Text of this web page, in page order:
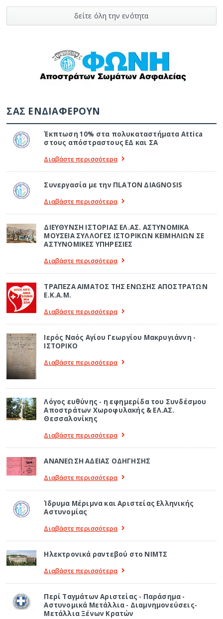
δείτε όλη την ενότητα
ΣΑΣ ΕΝΔΙΑΦΕΡΟΥΝ
Έκπτωση 10% στα πολυκαταστήματα Attica
στους απόστραστους ΕΔ και ΣΑ
Διαβάστε περισσότερα
Συνεργασία με την ΠLATON ΔIAGNOSIS
Διαβάστε περισσότερα
ΔΙΕΥΘΥΝΣΗ ΙΣΤΟΡΙΑΣ ΕΛ.ΑΣ. ΑΣΤΥΝΟΜΙΚΑ
ΜΟΥΣΕΙΑ ΣΥΛΛΟΓΕΣ ΙΣΤΟΡΙΚΩΝ ΚΕΙΜΗΛΙΩΝ ΣΕ
ΑΣΤΥΝΟΜΙΚΕΣ ΥΠΗΡΕΣΙΕΣ
Διαβάστε περισσότερα
ΤΡΑΠΕΖΑ ΑΙΜΑΤΟΣ ΤΗΣ ΕΝΩΣΗΣ ΑΠΟΣΤΡΑΤΩΝ
Ε.Κ.Α.Μ.
Διαβάστε περισσότερα
Ιερός Ναός Αγίου Γεωργίου Μακρυγιάννη -
ΙΣΤΟΡΙΚΟ
Διαβάστε περισσότερα
Λόγος ευθύνης - η εφημερίδα του Συνδέσμου
Αποστράτων Χωροφυλακής & ΕΛ.ΑΣ.
Θεσσαλονίκης
Διαβάστε περισσότερα
ΑΝΑΝΕΩΣΗ ΑΔΕΙΑΣ ΟΔΗΓΗΣΗΣ
Διαβάστε περισσότερα
Ίδρυμα Μέριμνα και Αριστείας Ελληνικής
Αστυνομίας
Διαβάστε περισσότερα
Ηλεκτρονικά ραντεβού στο ΝΙΜΤΣ
Διαβάστε περισσότερα
Περί Ταγμάτων Αριστείας - Παράσημα -
Αστυνομικά Μετάλλια - Διαμνημονεύσεις-
Μετάλλια Ξένων Κρατών